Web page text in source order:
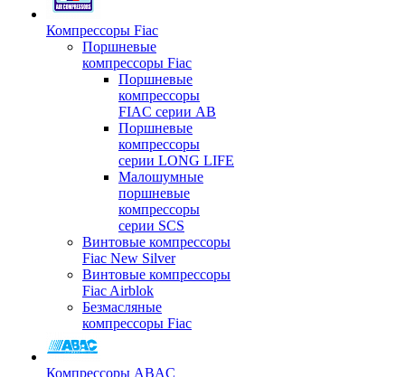
Компрессоры Fiac
Поршневые
компрессоры Fiac
Поршневые
компрессоры
FIAC серии AB
Поршневые
компрессоры
серии LONG LIFE
Малошумные
поршневые
компрессоры
серии SCS
Винтовые компрессоры
Fiac New Silver
Винтовые компрессоры
Fiac Airblok
Безмасляные
компрессоры Fiac
Компрессоры ABAC